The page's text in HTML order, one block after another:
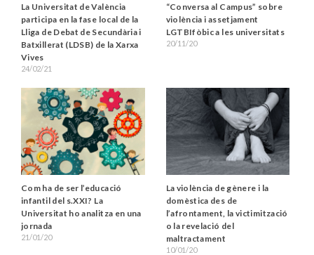
La Universitat de València
participa en la fase local de la
Lliga de Debat de Secundària i
Batxillerat (LDSB) de la Xarxa
Vives
24/02/21
“Conversa al Campus” sobre
violència i assetjament
LGTBIfòbic a les universitats
20/11/20
Com ha de ser l’educació
infantil del s.XXI? La
Universitat ho analitza en una
jornada
21/01/20
La violència de gènere i la
domèstica des de
l’afrontament, la victimització
o la revelació del
maltractament
10/01/20